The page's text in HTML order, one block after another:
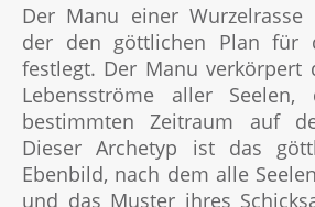
Der Manu einer Wurzelrasse
der den göttlichen Plan für
festlegt. Der Manu verkörpert
Lebensströme aller
bestimmten Zeitraum auf
Dieser Archetyp ist das
Ebenbild, nach dem alle
und das Muster ihres